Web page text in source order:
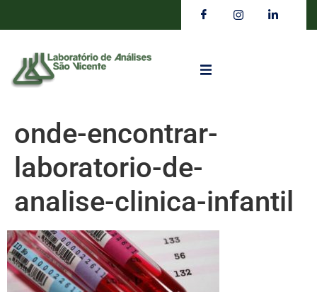
onde-encontrar-
laboratorio-de-
analise-clinica-infantil